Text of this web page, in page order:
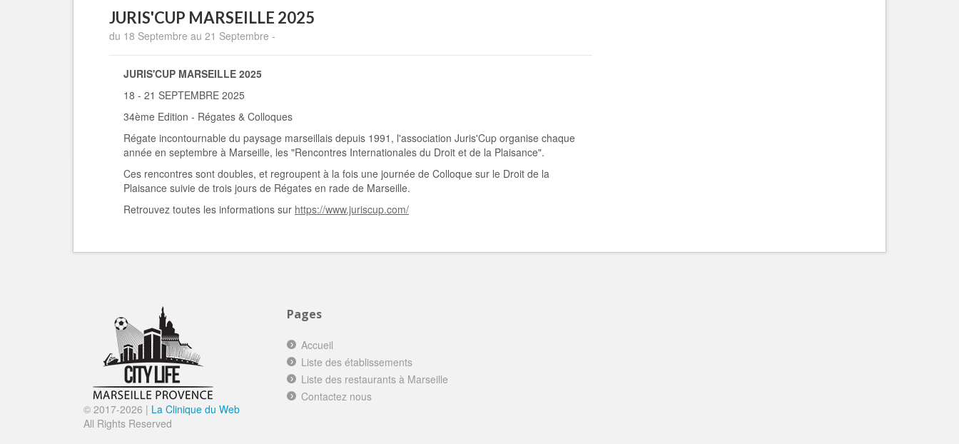
JURIS'CUP MARSEILLE 2025
du 18 Septembre au 21 Septembre -
JURIS'CUP MARSEILLE 2025
18 - 21 SEPTEMBRE 2025
34ème Edition - Régates & Colloques
Régate incontournable du paysage marseillais depuis 1991, l'association Juris'Cup organise chaque
année en septembre à Marseille, les "Rencontres Internationales du Droit et de la Plaisance".
Ces rencontres sont doubles, et regroupent à la fois une journée de Colloque sur le Droit de la
Plaisance suivie de trois jours de Régates en rade de Marseille.
Retrouvez toutes les informations sur https://www.juriscup.com/
© 2017-2026 | La Clinique du Web
All Rights Reserved
Pages
Accueil
Liste des établissements
Liste des restaurants à Marseille
Contactez nous